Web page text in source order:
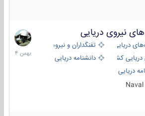
نیروی دریایی
دریایی
تفنگداران و نیروهای ویژه‌ی دریایی
کشورهای مختلفدانشنامه دریایی
دریایی کپی
22
بهمن
1404